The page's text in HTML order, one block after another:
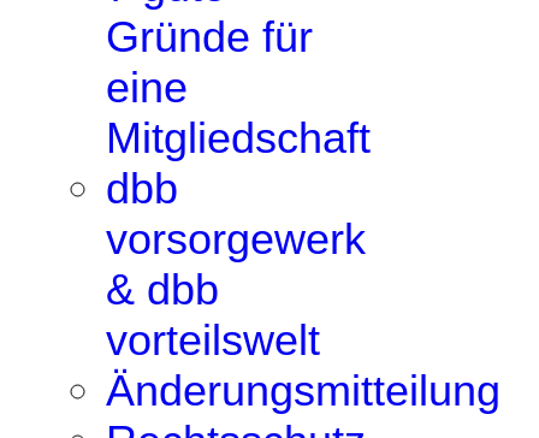
Gründe für
eine
Mitgliedschaft
dbb
vorsorgewerk
& dbb
vorteilswelt
Änderungsmitteilung